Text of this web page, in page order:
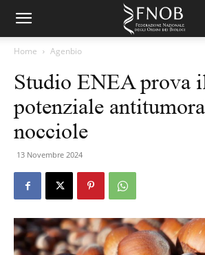
Home Agenbio
Studio ENEA prova
potenziale
nocciole
13 Novembre 2024